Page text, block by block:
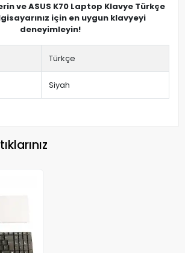
ve ASUS K70 Laptop Klavye Türkçe
için en uygun klavyeyi
deneyimleyin!
Türkçe
Siyah